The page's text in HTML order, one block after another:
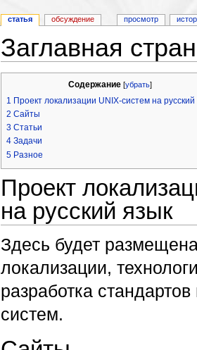
Заглавная
Содержание[убрать]
1 Проект локализации UNIX-систем на русский
2 Сайты
3 Статьи
4 Задачи
5 Разное
Проект
на русский язык
Здесь будет
локализации,
разработка
систем.
статья обсуждение просмотр